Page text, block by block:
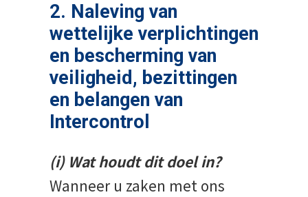
2. Naleving van
wettelijke verplichtingen
en bescherming van
veiligheid, bezittingen
en belangen van
Intercontrol
(i) Wat houdt dit doel in?
Wanneer u zaken met ons